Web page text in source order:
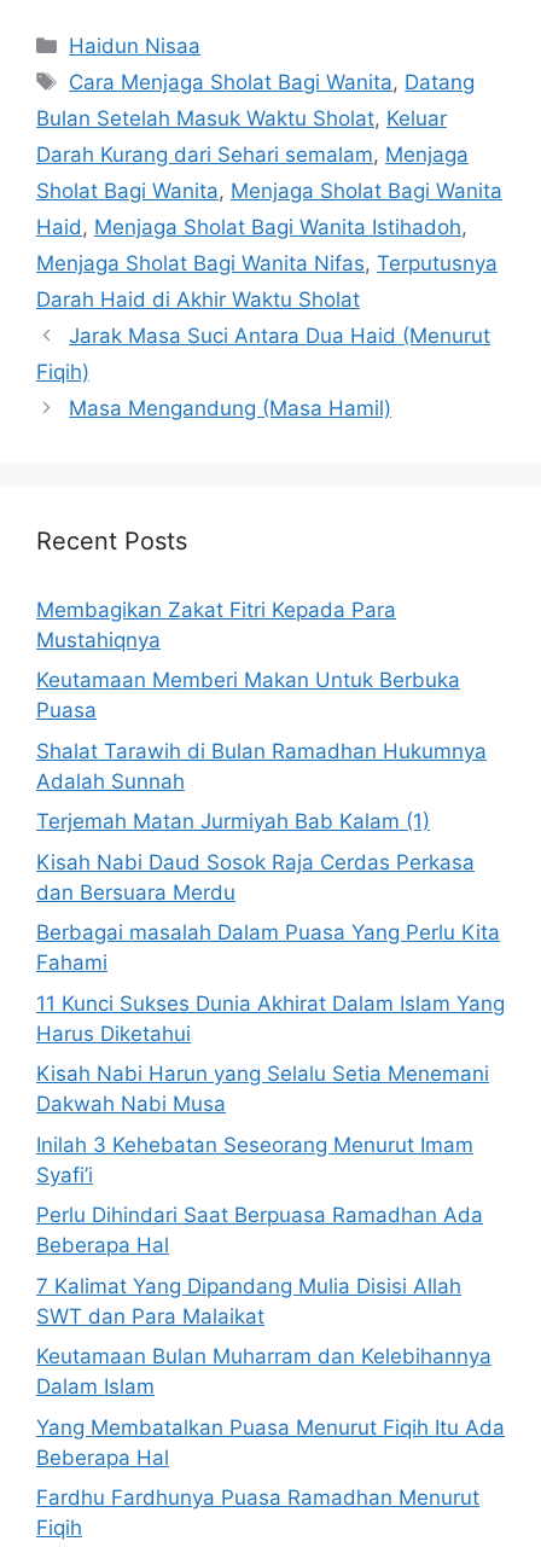
Categories
Haidun Nisaa
Tags
Cara Menjaga Sholat Bagi Wanita, Datang
Bulan Setelah Masuk Waktu Sholat, Keluar
Darah Kurang dari Sehari semalam, Menjaga
Sholat Bagi Wanita, Menjaga Sholat Bagi Wanita
Haid , Menjaga Sholat Bagi Wanita Istihadoh,
Menjaga Sholat Bagi Wanita Nifas, Terputusnya
Darah Haid di Akhir Waktu Sholat
Jarak Masa Suci Antara Dua Haid (Menurut
Fiqih)
Masa Mengandung (Masa Hamil)
Recent Posts
Membagikan Zakat Fitri Kepada Para
Mustahiqnya
Keutamaan Memberi Makan Untuk Berbuka
Puasa
Shalat Tarawih di Bulan Ramadhan Hukumnya
Adalah Sunnah
Terjemah Matan Jurmiyah Bab Kalam (1)
Kisah Nabi Daud Sosok Raja Cerdas Perkasa
dan Bersuara Merdu
Berbagai masalah Dalam Puasa Yang Perlu Kita
Fahami
11 Kunci Sukses Dunia Akhirat Dalam Islam Yang
Harus Diketahui
Kisah Nabi Harun yang Selalu Setia Menemani
Dakwah Nabi Musa
Inilah 3 Kehebatan Seseorang Menurut Imam
Syafi’i
Perlu Dihindari Saat Berpuasa Ramadhan Ada
Beberapa Hal
7 Kalimat Yang Dipandang Mulia Disisi Allah
SWT dan Para Malaikat
Keutamaan Bulan Muharram dan Kelebihannya
Dalam Islam
Yang Membatalkan Puasa Menurut Fiqih Itu Ada
Beberapa Hal
Fardhu Fardhunya Puasa Ramadhan Menurut
Fiqih